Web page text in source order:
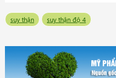
suy thận suy thận độ 4